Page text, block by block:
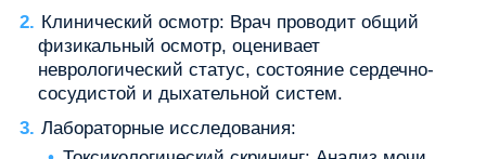
Клинический осмотр: Врач проводит общий
физикальный осмотр, оценивает
неврологический статус, состояние сердечно-
сосудистой и дыхательной систем.
Лабораторные исследования: